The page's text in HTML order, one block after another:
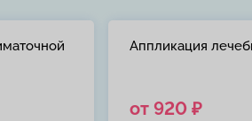
Аппликация
от 920 ₽